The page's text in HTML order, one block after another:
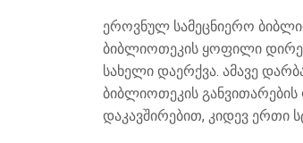
ეროვნულ სამეცნიერო
ბიბლიოთეკის ყოფილი
სახელი დაერქვა. ამავე
ბიბლიოთეკის
დაკავშირებით, კიდევ ერთი